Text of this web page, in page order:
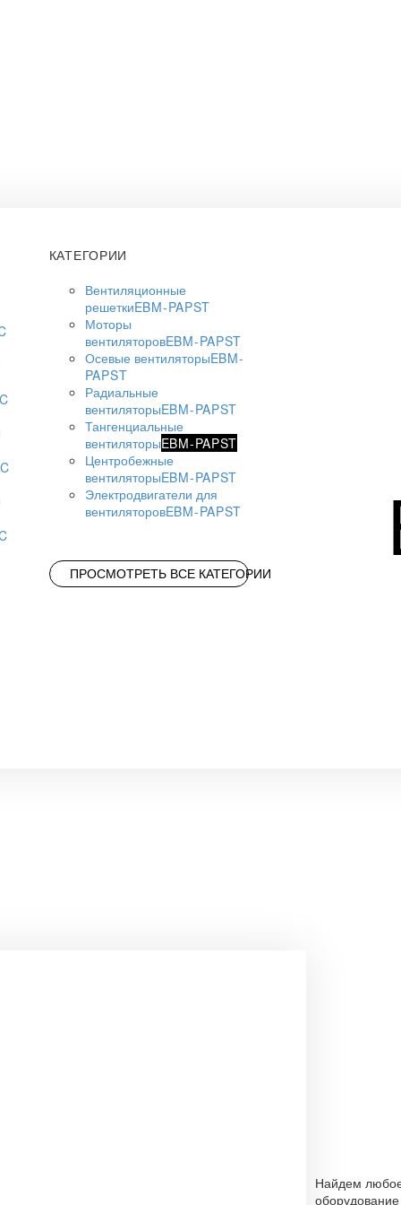
КАТЕГОРИИ
Вентиляционные
решеткиEBM-PAPST
Моторы
вентиляторовEBM-PAPST
Осевые вентиляторыEBM-
PAPST
Радиальные
вентиляторыEBM-PAPST
Тангенциальные
вентиляторыEBM-PAPST
Центробежные
вентиляторыEBM-PAPST
Электродвигатели для
вентиляторовEBM-PAPST
ПРОСМОТРЕТЬ ВСЕ КАТЕГОРИИ
Найдем
оборудование